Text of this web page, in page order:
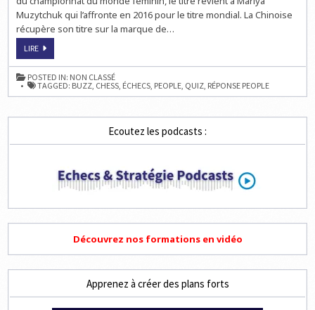
Muzytchuk qui l’affronte en 2016 pour le titre mondial. La Chinoise
récupère son titre sur la marque de…
LIREQUIZ
SUR
LES
ÉCHECS:
LE
PODIUM
NOS
POSTED IN: NON CLASSÉ
TAGGED: BUZZ, CHESS, ÉCHECS, PEOPLE, QUIZ, RÉPONSE PEOPLE
Ecoutez les podcasts :
Découvrez nos formations en vidéo
Apprenez à créer des plans forts